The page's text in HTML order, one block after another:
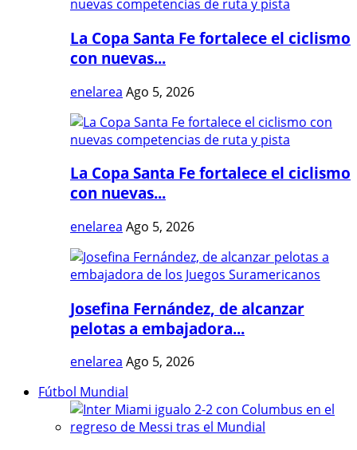
La Copa Santa Fe fortalece el ciclismo
con nuevas...
enelarea Ago 5, 2026
La Copa Santa Fe fortalece el ciclismo
con nuevas...
enelarea Ago 5, 2026
Josefina Fernández, de alcanzar
pelotas a embajadora...
enelarea Ago 5, 2026
Fútbol Mundial